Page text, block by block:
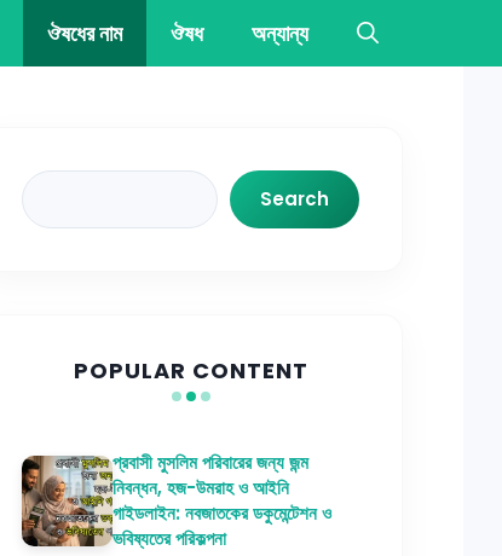
ঔষধের নাম ঔষধ অন্যান্য
Search
Search
POPULAR CONTENT
প্রবাসী মুসলিম পরিবারের জন্য জন্ম
নিবন্ধন, হজ-উমরাহ ও আইনি
গাইডলাইন: নবজাতকের ডকুমেন্টেশন ও
ভবিষ্যতের পরিকল্পনা